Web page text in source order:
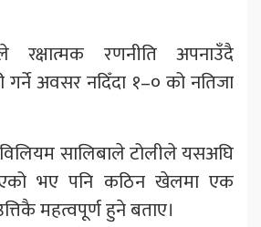
रक्षात्मक रणनीति अपनाउँदै
गर्ने अवसर नदिँदा १–० को नतिजा
सालिबाले टोलीले यसअघि
भए पनि कठिन खेलमा एक
महत्वपूर्ण हुने बताए।